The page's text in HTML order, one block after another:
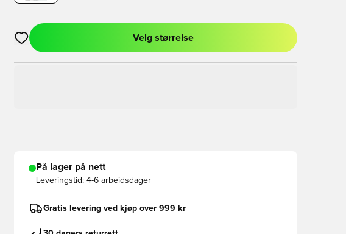
Åpner en Modal for å logge inn eller registrere deg som medlem
Velg størrelse
På lager på nett
Leveringstid: 4-6 arbeidsdager
Gratis levering ved kjøp over 999 kr